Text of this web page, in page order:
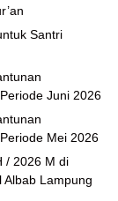
Santri
Juni 2026
Mei 2026
/ 2026 M di
Albab Lampung